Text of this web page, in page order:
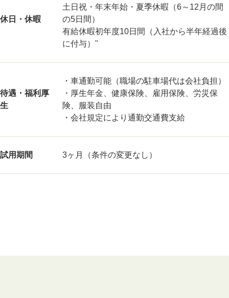
休日・休暇
土日祝・年末年始・夏季休暇（6～12月の間
の5日間）
有給休暇初年度10日間（入社から半年経過後
に付与）"
待遇・福利厚
生
・車通勤可能（職場の駐車場代は会社負担）
・厚生年金、健康保険、雇用保険、労災保
険、服装自由
・会社規定により通勤交通費支給
試用期間 3ヶ月（条件の変更なし）